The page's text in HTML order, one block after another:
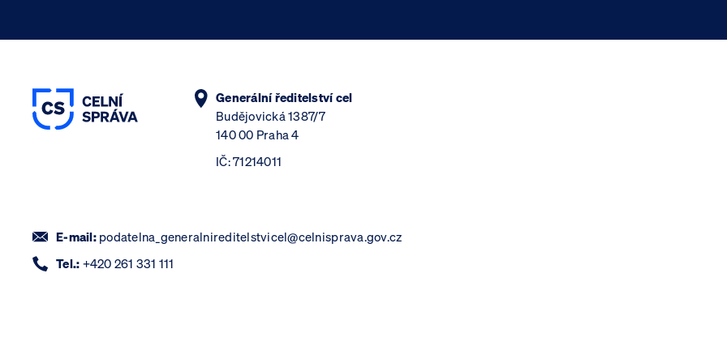
Generální ředitelství cel
Budějovická 1387/7
140 00 Praha 4
IČ: 71214011
E-mail: podatelna_generalnireditelstvicel@celnisprava.gov.cz
Tel.: +420 261 331 111